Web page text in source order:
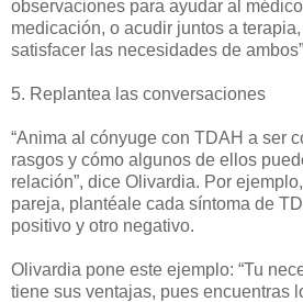
observaciones para ayudar al
medicación, o acudir juntos a
satisfacer las necesidades de
5. Replantea las conversaciones
“Anima al cónyuge con TDAH a ser
rasgos y cómo algunos de ellos
relación”, dice Olivardia. Por
pareja, plantéale cada síntoma de
positivo y otro negativo.
Olivardia pone este ejemplo: “Tu
tiene sus ventajas, pues encuentras